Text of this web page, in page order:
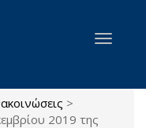
Toggle
>
2019 της